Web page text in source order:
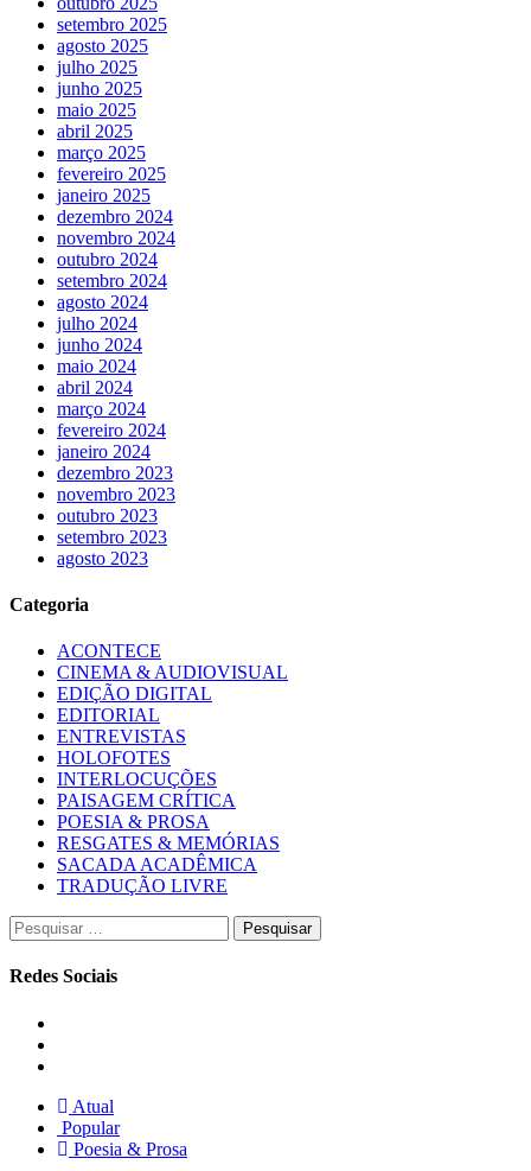
setembro 2025
agosto 2025
julho 2025
junho 2025
maio 2025
abril 2025
março 2025
fevereiro 2025
janeiro 2025
dezembro 2024
novembro 2024
outubro 2024
setembro 2024
agosto 2024
julho 2024
junho 2024
maio 2024
abril 2024
março 2024
fevereiro 2024
janeiro 2024
dezembro 2023
novembro 2023
outubro 2023
setembro 2023
agosto 2023
Categoria
ACONTECE
CINEMA & AUDIOVISUAL
EDIÇÃO DIGITAL
EDITORIAL
ENTREVISTAS
HOLOFOTES
INTERLOCUÇÕES
PAISAGEM CRÍTICA
POESIA & PROSA
RESGATES & MEMÓRIAS
SACADA ACADÊMICA
TRADUÇÃO LIVRE
Pesquisar
por:
Redes Sociais
Atual
Popular
Poesia & Prosa